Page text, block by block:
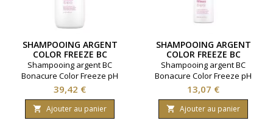
SHAMPOOING ARGENT
COLOR FREEZE BC
BONACURE 1000ML
Shampooing argent BC
Bonacure Color Freeze pH
4.5. Pour cheveux blancs,
neutralise les reflets chauds.
Marque Schwarzkopf.
Contenance 1000 millilitres.
Prix
39,42 €
 Ajouter au panier
SHAMPOOING ARGENT
COLOR FREEZE BC
BONACURE 250ML
Shampooing argent BC
Bonacure Color Freeze pH
4.5. Pour cheveux blancs,
neutralise les reflets chauds.
Marque Schwarzkopf.
Contenance 250 millilitres.
Prix
13,07 €
 Ajouter au panier